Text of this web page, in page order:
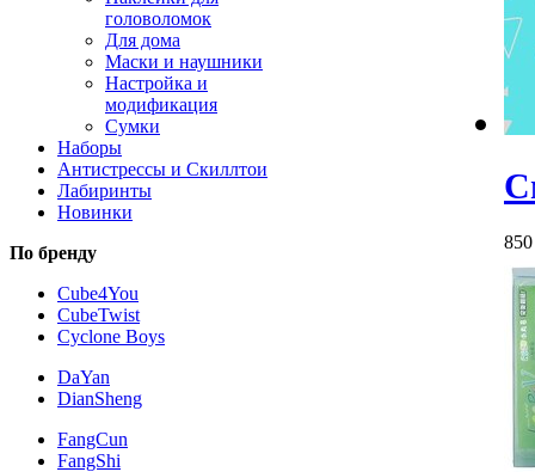
головоломок
Для дома
Маски и наушники
Настройка и
модификация
Сумки
Наборы
Антистрессы и Скиллтои
Лабиринты
Новинки
По бренду
Cube4You
CubeTwist
Cyclone Boys
DaYan
DianSheng
FangCun
FangShi